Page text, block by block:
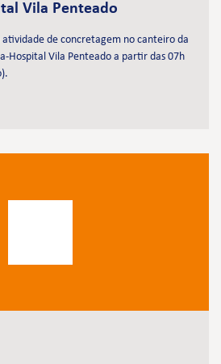
Vila Penteado
de concretagem no canteiro da
Hospital Vila Penteado a partir das 07h